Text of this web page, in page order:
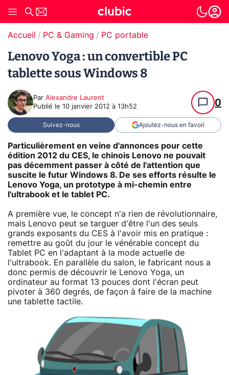
Accueil PC & Gaming PC portable
Lenovo Yoga : un convertible PC
tablette sous Windows 8
Par Alexandre Laurent
Publié le 10 janvier 2012 à 13h52 0
Suivez-nous Ajoutez-nous en favori
Particulièrement en veine d'annonces pour cette
édition 2012 du CES, le chinois Lenovo ne pouvait
pas décemment passer à côté de l'attention que
suscite le futur Windows 8. De ses efforts résulte le
Lenovo Yoga, un prototype à mi-chemin entre
l'ultrabook et le tablet PC.
A première vue, le concept n'a rien de révolutionnaire,
mais Lenovo peut se targuer d'être l'un des seuls
grands exposants du CES à l'avoir mis en pratique :
remettre au goût du jour le vénérable concept du
Tablet PC en l'adaptant à la mode actuelle de
l'ultrabook. En parallèle du salon, le fabricant nous a
donc permis de découvrir le Lenovo Yoga, un
ordinateur au format 13 pouces dont l'écran peut
pivoter à 360 degrés, de façon à faire de la machine
une tablette tactile.